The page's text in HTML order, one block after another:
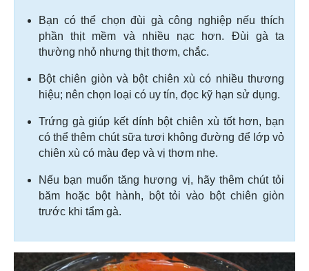
Bạn có thể chọn đùi gà công nghiệp nếu thích
phần thịt mềm và nhiều nạc hơn. Đùi gà ta
thường nhỏ nhưng thịt thơm, chắc.
Bột chiên giòn và bột chiên xù có nhiều thương
hiệu; nên chọn loại có uy tín, đọc kỹ hạn sử dụng.
Trứng gà giúp kết dính bột chiên xù tốt hơn, bạn
có thể thêm chút sữa tươi không đường để lớp vỏ
chiên xù có màu đẹp và vị thơm nhẹ.
Nếu bạn muốn tăng hương vị, hãy thêm chút tỏi
băm hoặc bột hành, bột tỏi vào bột chiên giòn
trước khi tẩm gà.